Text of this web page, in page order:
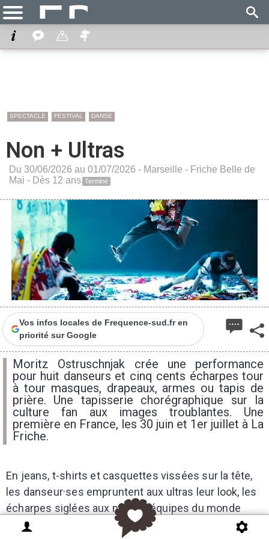
SPECTACLE FESTIVAL DANSE
Non + Ultras
Du 30/06/2026 au 01/07/2026 - Marseille - Friche Belle de
Mai - Dès 12 ans Terminé
Vos infos locales de Frequence-sud.fr en
priorité sur Google
Moritz Ostruschnjak crée une performance
pour huit danseurs et cinq cents écharpes tour
à tour masques, drapeaux, armes ou tapis de
prière. Une tapisserie chorégraphique sur la
culture fan aux images troublantes. Une
première en France, les 30 juin et 1er juillet à La
Friche.
En jeans, t-shirts et casquettes vissées sur la tête,
les danseur·ses empruntent aux ultras leur look, les
écharpes siglées aux noms d’équipes du monde
entier, les cris enthousiastes, dans un savant